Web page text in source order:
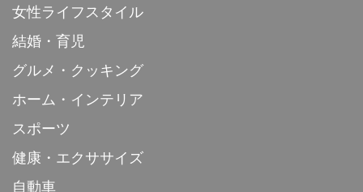
女性ライフスタイル
結婚・育児
グルメ・クッキング
ホーム・インテリア
スポーツ
健康・エクササイズ
自動車